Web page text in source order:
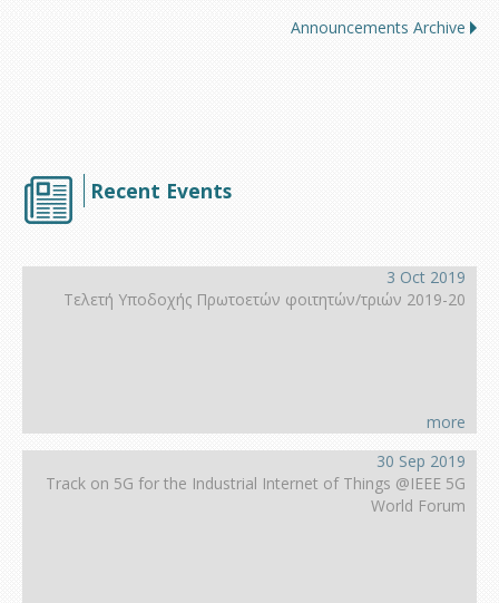
Announcements Archive
Recent Events
3 Oct 2019
Τελετή Υποδοχής Πρωτοετών φοιτητών/τριών 2019-20
more
30 Sep 2019
Track on 5G for the Industrial Internet of Things @IEEE 5G
World Forum